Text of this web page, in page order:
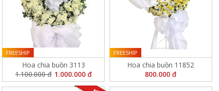
Hoa chia buồn 3113
1.100.000 đ 1.000.000 đ
FREESHIP
Hoa chia buồn 11852
800.000 đ
FREESHIP